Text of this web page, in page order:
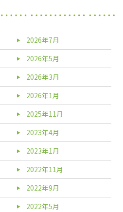
2026年7月
2026年5月
2026年3月
2026年1月
2025年11月
2023年4月
2023年1月
2022年11月
2022年9月
2022年5月